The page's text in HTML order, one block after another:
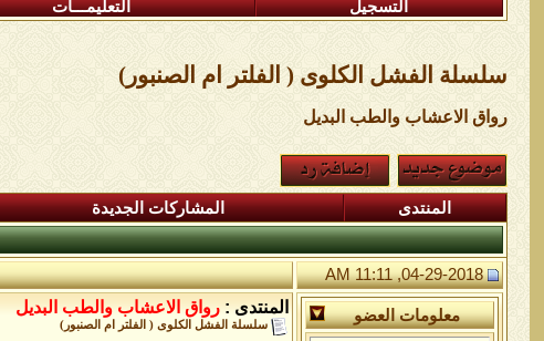
التسجيل التعليمـــات
سلسلة الفشل الكلوى ( الفلتر ام الصنبور)
رواق الاعشاب والطب البديل
المنتدى المشاركات الجديدة
04-29-2018, 11:11 AM
معلومات العضو المنتدى : رواق الاعشاب والطب البديل
سلسلة الفشل الكلوى ( الفلتر ام الصنبور)